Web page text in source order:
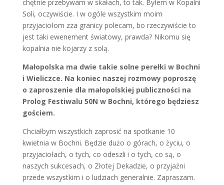
chętnie przebywam w skałach, to tak. Byłem w Kopalni
Soli, oczywiście. I w ogóle wszystkim moim
przyjaciołom zza granicy polecam, bo rzeczywiście to
jest taki ewenement światowy, prawda? Nikomu się
kopalnia nie kojarzy z solą.
Małopolska ma dwie takie solne perełki w Bochni
i Wieliczce. Na koniec naszej rozmowy poproszę
o zaproszenie dla małopolskiej publiczności na
Prolog Festiwalu 50N w Bochni, którego będziesz
gościem.
Chciałbym wszystkich zaprosić na spotkanie 10
kwietnia w Bochni. Będzie dużo o górach, o życiu, o
przyjaciołach, o tych, co odeszli i o tych, co są, o
naszych sukcesach, o Złotej Dekadzie, o przyjaźni
przede wszystkim i o ludziach generalnie. Zapraszam.